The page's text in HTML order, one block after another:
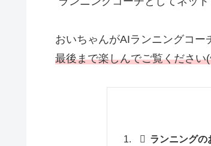
おいちゃんがAIランニングコー
最後まで楽しんでご覧ください
ランニングの